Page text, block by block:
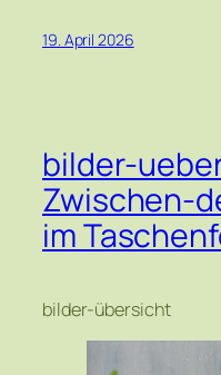
19. April 2026
bilder-
Zwischen-
im
bilder-übersicht